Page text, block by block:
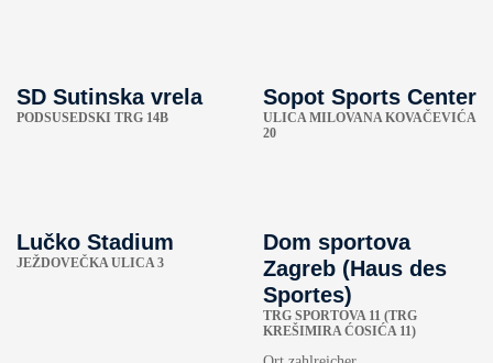
SD Sutinska vrela
PODSUSEDSKI TRG 14B
Sopot Sports Center
ULICA MILOVANA KOVAČEVIĆA
20
Lučko Stadium
JEŽDOVEČKA ULICA 3
Dom sportova
Zagreb (Haus des
Sportes)
TRG SPORTOVA 11 (TRG
KREŠIMIRA ĆOSIĆA 11)